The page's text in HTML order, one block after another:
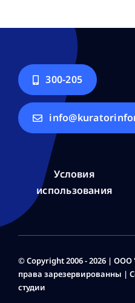
300-205
Условия
использования
© Copyright 2006 - 2026 |
права зарезервированны |
студии